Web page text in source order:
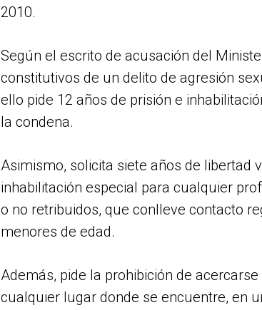
2010.
Según el escrito de acusación del
constitutivos de un delito de agresión
ello pide 12 años de prisión e
la condena.
Asimismo, solicita siete años de libertad
inhabilitación especial para cualquier
o no retribuidos, que conlleve contacto
menores de edad.
Además, pide la prohibición de
cualquier lugar donde se encuentre, en